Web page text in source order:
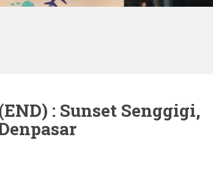
: Sunset Senggigi,